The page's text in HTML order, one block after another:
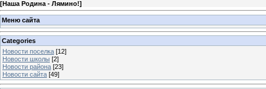
[Наша Родина - Лямино!]
Меню сайта
Categories
Новости поселка [12]
Новости школы [2]
Новости района [23]
Новости сайта [49]